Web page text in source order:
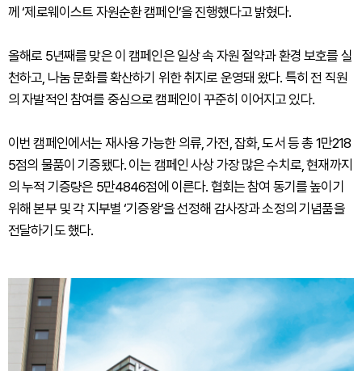
께 ‘제로웨이스트 자원순환 캠페인’을 진행했다고 밝혔다.
올해로 5년째를 맞은 이 캠페인은 일상 속 자원 절약과 환경 보호를 실
천하고, 나눔 문화를 확산하기 위한 취지로 운영돼 왔다. 특히 전 직원
의 자발적인 참여를 중심으로 캠페인이 꾸준히 이어지고 있다.
이번 캠페인에서는 재사용 가능한 의류, 가전, 잡화, 도서 등 총 1만218
5점의 물품이 기증됐다. 이는 캠페인 사상 가장 많은 수치로, 현재까지
의 누적 기증량은 5만4846점에 이른다. 협회는 참여 동기를 높이기
위해 본부 및 각 지부별 ‘기증왕’을 선정해 감사장과 소정의 기념품을
전달하기도 했다.